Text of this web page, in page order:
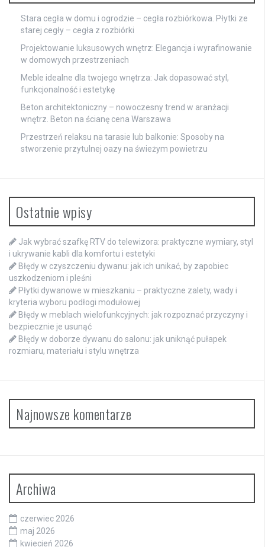
Stara cegła w domu i ogrodzie – cegła rozbiórkowa. Płytki ze
starej cegły – cegła z rozbiórki
Projektowanie luksusowych wnętrz: Elegancja i wyrafinowanie
w domowych przestrzeniach
Meble idealne dla twojego wnętrza: Jak dopasować styl,
funkcjonalność i estetykę
Beton architektoniczny – nowoczesny trend w aranżacji
wnętrz. Beton na ścianę cena Warszawa
Przestrzeń relaksu na tarasie lub balkonie: Sposoby na
stworzenie przytulnej oazy na świeżym powietrzu
Ostatnie wpisy
Jak wybrać szafkę RTV do telewizora: praktyczne wymiary, styl
i ukrywanie kabli dla komfortu i estetyki
Błędy w czyszczeniu dywanu: jak ich unikać, by zapobiec
uszkodzeniom i pleśni
Płytki dywanowe w mieszkaniu – praktyczne zalety, wady i
kryteria wyboru podłogi modułowej
Błędy w meblach wielofunkcyjnych: jak rozpoznać przyczyny i
bezpiecznie je usunąć
Błędy w doborze dywanu do salonu: jak uniknąć pułapek
rozmiaru, materiału i stylu wnętrza
Najnowsze komentarze
Archiwa
czerwiec 2026
maj 2026
kwiecień 2026